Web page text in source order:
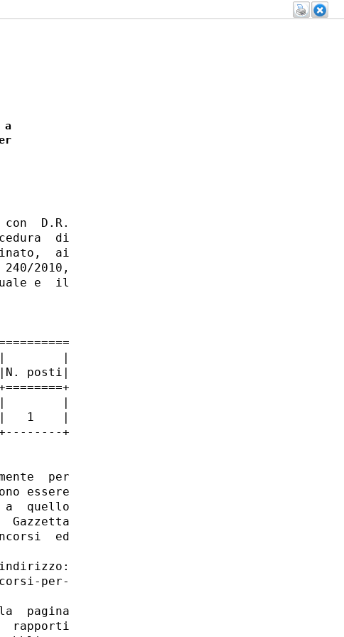
a
D.R.
di
ai
2010,
e  il
|
posti|
|        |
|   1    |
+
per
essere
a  quello
ed
per-
pagina
rapporti